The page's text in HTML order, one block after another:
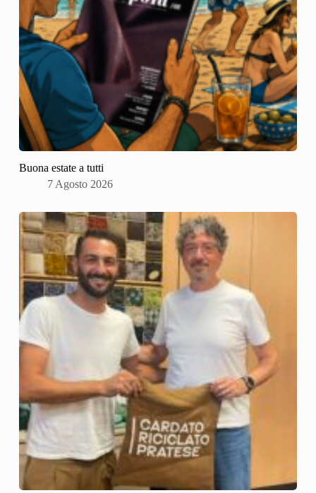
Buona estate a tutti
7 Agosto 2026